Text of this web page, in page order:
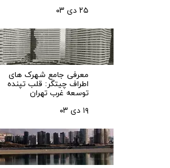
۲۵ دی ۰۳
معرفی جامع شهرک‌ های
اطراف چیتگر: قلب تپنده
توسعه غرب تهران
۱۹ دی ۰۳